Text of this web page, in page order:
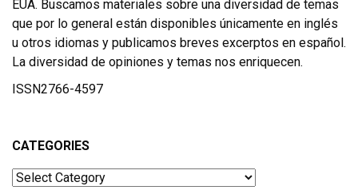
EUA. Buscamos materiales sobre una diversidad de temas
que por lo general están disponibles únicamente en inglés
u otros idiomas y publicamos breves excerptos en español.
La diversidad de opiniones y temas nos enriquecen.
ISSN2766-4597
CATEGORIES
Categories